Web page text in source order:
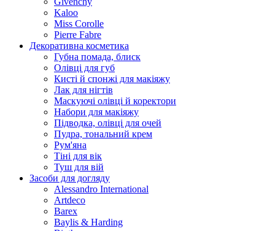
Kaloo
Miss Corolle
Pierre Fabre
Декоративна косметика
Губна помада, блиск
Олівці для губ
Кисті й спонжі для макіяжу
Лак для нігтів
Маскуючі олівці й коректори
Набори для макіяжу
Підводка, олівці для очей
Пудра, тональний крем
Рум'яна
Тіні для вік
Туш для вій
Засоби для догляду
Alessandro International
Artdeco
Barex
Baylis & Harding